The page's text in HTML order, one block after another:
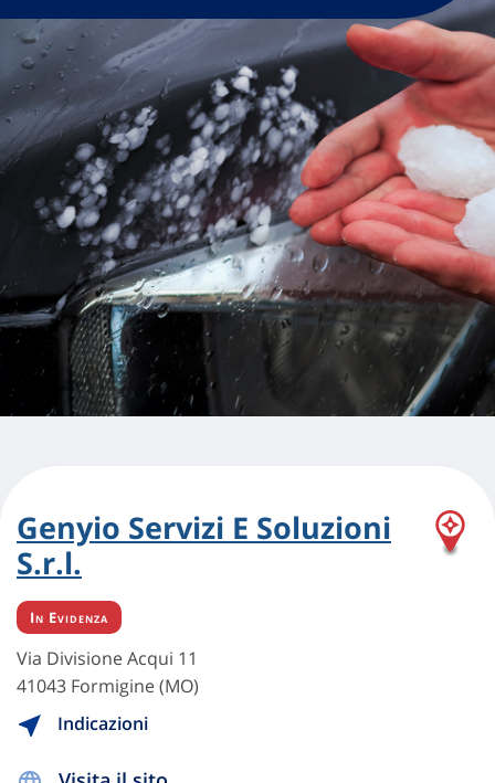
Genyio Servizi E Soluzioni
S.r.l.
In Evidenza
Via Divisione Acqui 11
41043 Formigine (MO)
Indicazioni